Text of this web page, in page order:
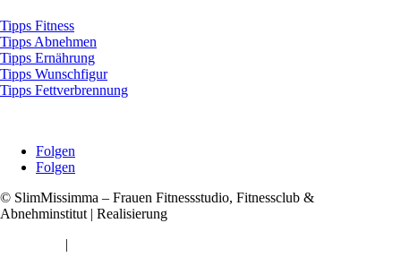
Tipps Fitness
Tipps Abnehmen
Tipps Ernährung
Tipps Wunschfigur
Tipps Fettverbrennung
Folgen
Folgen
© SlimMissimma – Frauen Fitnessstudio, Fitnessclub &
Abnehminstitut | Realisierung
|